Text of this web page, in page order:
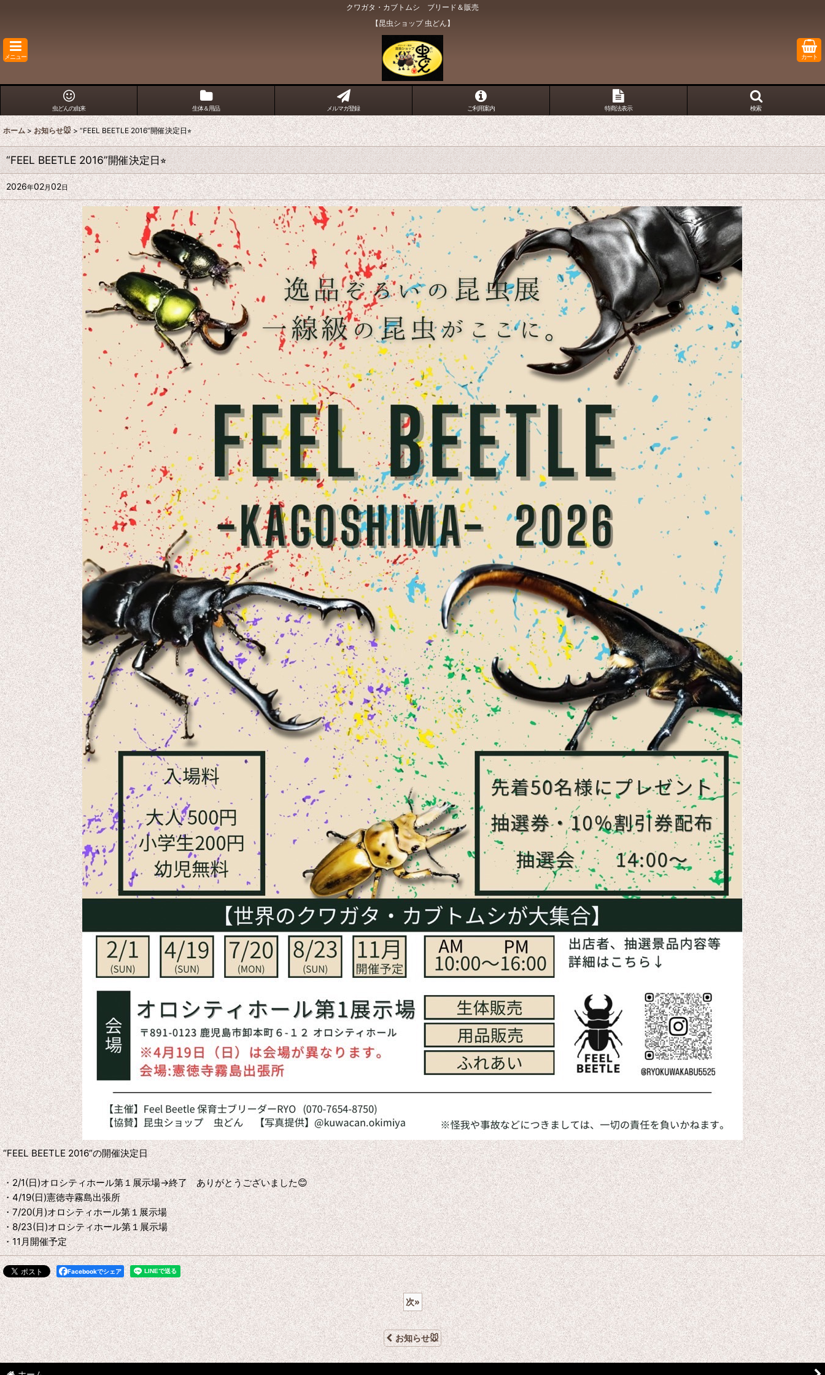
クワガタ・カブトムシ ブリード＆販売
【昆虫ショップ 虫どん】
メニュー カート
虫どんの由来 生体＆用品 メルマガ登録 ご利用案内 特商法表示 検索
ホーム > お知らせ🐭 > “FEEL BEETLE 2016”開催決定日⭐︎
“FEEL BEETLE 2016”開催決定日⭐︎
2026年02月02日
“FEEL BEETLE 2016”の開催決定日
・2/1(日)オロシティホール第１展示場→終了 ありがとうございました😊
・4/19(日)憲徳寺霧島出張所
・7/20(月)オロシティホール第１展示場
・8/23(日)オロシティホール第１展示場
・11月開催予定
Facebookでシェア
次»
お知らせ🐭